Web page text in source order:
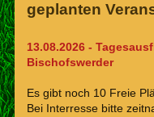
geplanten
13.08.2026 -
Bischofswerder
Es gibt noch 10 Freie
Bei Interresse bitte